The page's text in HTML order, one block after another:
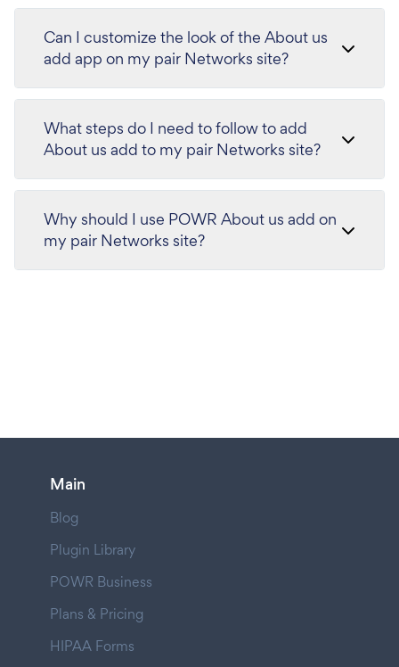
Can I customize the look of the About us
add app on my pair Networks site?
What steps do I need to follow to add
About us add to my pair Networks site?
Why should I use POWR About us add on
my pair Networks site?
Main
Blog
Plugin Library
POWR Business
Plans & Pricing
HIPAA Forms